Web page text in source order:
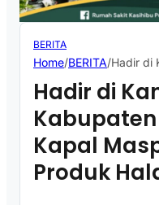
BERITA
Home/BERITA/Hadir di
Hadir di
Kapal
Produk